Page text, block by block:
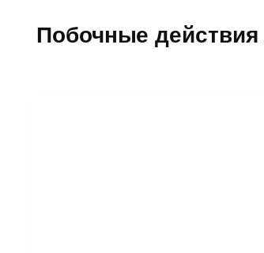
Побочные действия